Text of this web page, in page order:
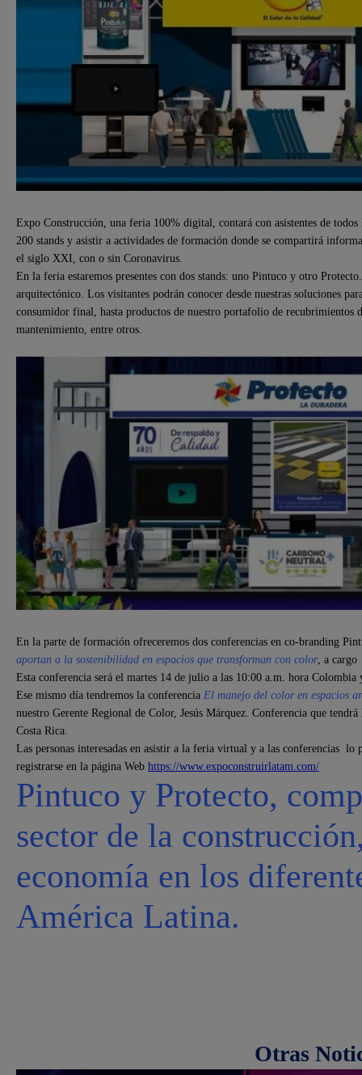
Expo Construcción, una feria 100% digital, contará con asistentes de
200 stands y asistir a actividades de formación donde se compartirá
el siglo XXI, con o sin Coronavirus.
En la feria estaremos presentes con dos stands: uno Pintuco y otro
arquitectónico. Los visitantes podrán conocer desde nuestras soluciones
consumidor final, hasta productos de nuestro portafolio de recubrimientos
mantenimiento, entre otros.
En la parte de formación ofreceremos dos conferencias en co-branding
aportan a la sostenibilidad en espacios que transforman con color, a cargo
Esta conferencia será el martes 14 de julio a las 10:00 a.m. hora
Ese mismo día tendremos la conferencia El manejo del color en espacios
nuestro Gerente Regional de Color, Jesús Márquez. Conferencia que
Costa Rica.
Las personas interesadas en asistir a la feria virtual y a las conferencias lo
registrarse en la página Web https://www.expoconstruirlatam.com/
Pintuco y Protecto,
sector de la
economía en los
América Latina.
Otras